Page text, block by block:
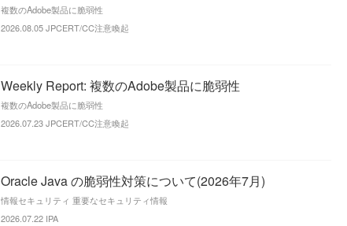
複数のAdobe製品に脆弱性
2026.08.05JPCERT/CC注意喚起
Weekly Report: 複数のAdobe製品に脆弱性
複数のAdobe製品に脆弱性
2026.07.23JPCERT/CC注意喚起
Oracle Java の脆弱性対策について(2026年7月)
情報セキュリティ 重要なセキュリティ情報
2026.07.22 IPA